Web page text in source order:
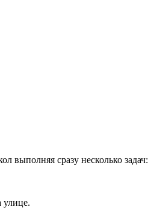
выполняя сразу несколько задач:
улице.